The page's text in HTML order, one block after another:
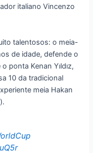
italiano Vincenzo
talentosos: o meia-
de idade, defende o
ponta Kenan Yıldız,
10 da tradicional
meia Hakan